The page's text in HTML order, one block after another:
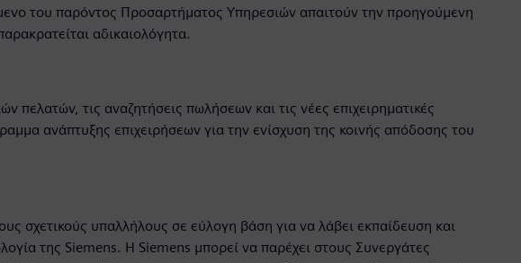
του παρόντος Προσαρτήματος Υπηρεσιών απαιτούν την προηγούμενη
αδικαιολόγητα.
πελατών, τις αναζητήσεις πωλήσεων και τις νέες επιχειρηματικές
ανάπτυξης επιχειρήσεων για την ενίσχυση της κοινής απόδοσης του
σχετικούς υπαλλήλους σε εύλογη βάση για να λάβει εκπαίδευση και
της Siemens. Η Siemens μπορεί να παρέχει στους Συνεργάτες